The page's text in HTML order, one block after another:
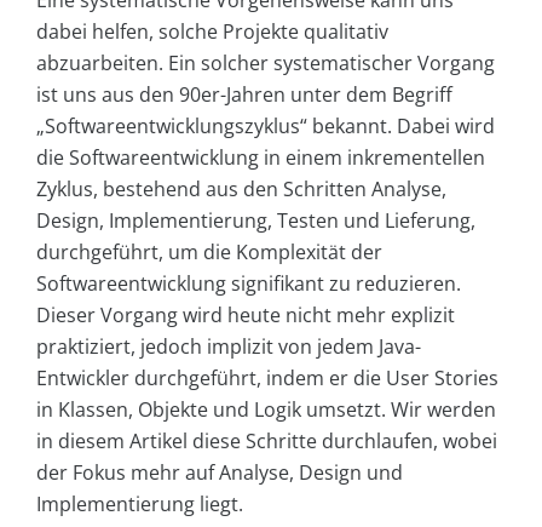
dabei helfen, solche Projekte qualitativ
abzuarbeiten. Ein solcher systematischer Vorgang
ist uns aus den 90er-Jahren unter dem Begriff
„Softwareentwicklungszyklus“ bekannt. Dabei wird
die Softwareentwicklung in einem inkrementellen
Zyklus, bestehend aus den Schritten Analyse,
Design, Implementierung, Testen und Lieferung,
durchgeführt, um die Komplexität der
Softwareentwicklung signifikant zu reduzieren.
Dieser Vorgang wird heute nicht mehr explizit
praktiziert, jedoch implizit von jedem Java-
Entwickler durchgeführt, indem er die User Stories
in Klassen, Objekte und Logik umsetzt. Wir werden
in diesem Artikel diese Schritte durchlaufen, wobei
der Fokus mehr auf Analyse, Design und
Implementierung liegt.